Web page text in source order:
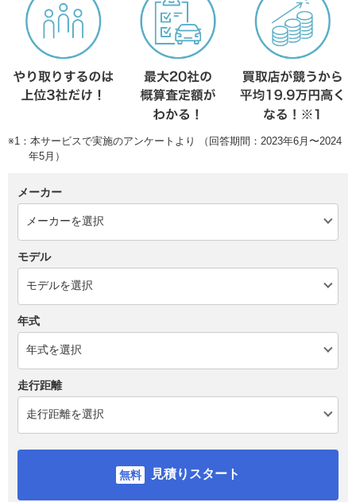
※1：本サービスで実施のアンケートより （回答期間：2023年6月〜2024
年5月）
メーカー
モデル
年式
走行距離
見積りスタート